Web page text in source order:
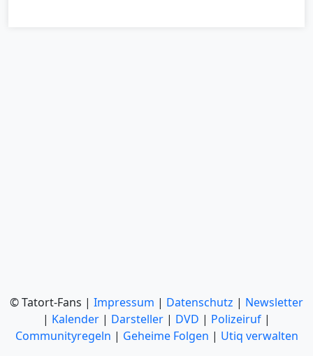
© Tatort-Fans | Impressum | Datenschutz | Newsletter
| Kalender | Darsteller | DVD | Polizeiruf |
Communityregeln | Geheime Folgen | Utiq verwalten